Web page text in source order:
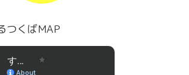
つくばMAP